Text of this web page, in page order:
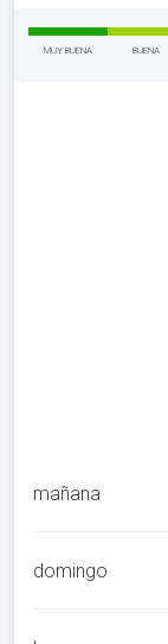
MUY BUENA BUENA
mañana
domingo